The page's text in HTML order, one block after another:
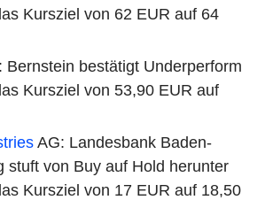
Kursziel von 62 EUR auf 64
Bernstein bestätigt Underperform
Kursziel von 53,90 EUR auf
AG: Landesbank Baden-
stuft von Buy auf Hold herunter
Kursziel von 17 EUR auf 18,50